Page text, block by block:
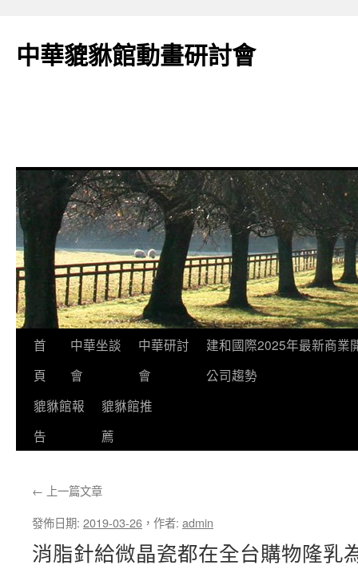
主
中華貔貅館動畫研討會
首
頁
中華坐談
會
中華研討
會
建和國際2025年最新商業
公司趨勢
貔貅館報
告
貔貅館推
薦
← 上一篇文章
發佈日期: 2019-03-26 ， 作者: admin
消脂針給微晶瓷都在全台購物隆乳